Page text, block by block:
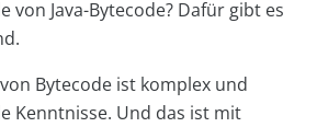
von Java-Bytecode? Dafür gibt es
Bytecode ist komplex und
Kenntnisse. Und das ist mit